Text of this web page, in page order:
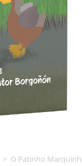
> O Patinho